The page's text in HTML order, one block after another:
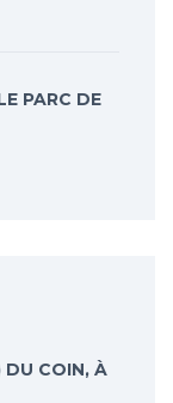
PARC DE
DU COIN, À